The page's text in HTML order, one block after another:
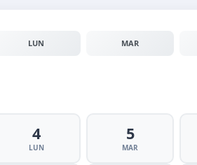
LUN MAR
4
LUN
5
MAR